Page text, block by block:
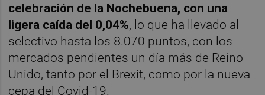
celebración de la Nochebuena, con una
ligera caída del 0,04%, lo que ha llevado al
selectivo hasta los 8.070 puntos, con los
mercados pendientes un día más de Reino
Unido, tanto por el Brexit, como por la nueva
cepa del Covid-19.